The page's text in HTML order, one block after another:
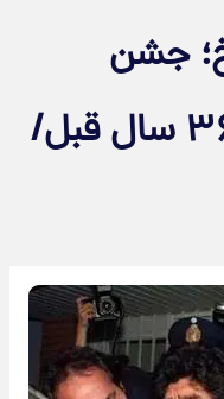
جشن
عروسی «مارادونا»؛ ۳۶ سال قبل/